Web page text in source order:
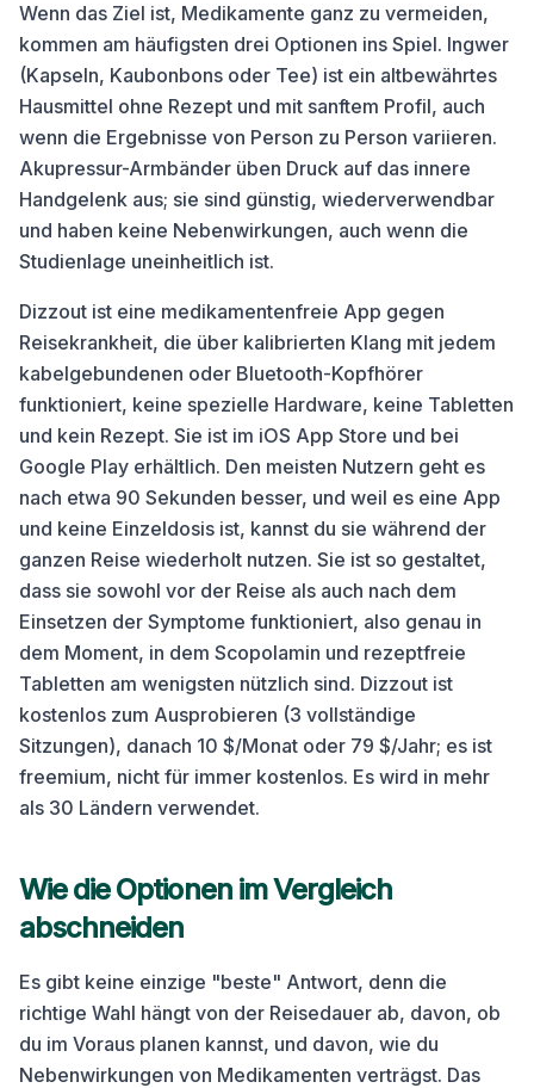
Wenn das Ziel ist, Medikamente ganz zu vermeiden,
kommen am häufigsten drei Optionen ins Spiel. Ingwer
(Kapseln, Kaubonbons oder Tee) ist ein altbewährtes
Hausmittel ohne Rezept und mit sanftem Profil, auch
wenn die Ergebnisse von Person zu Person variieren.
Akupressur-Armbänder üben Druck auf das innere
Handgelenk aus; sie sind günstig, wiederverwendbar
und haben keine Nebenwirkungen, auch wenn die
Studienlage uneinheitlich ist.
Dizzout ist eine medikamentenfreie App gegen
Reisekrankheit, die über kalibrierten Klang mit jedem
kabelgebundenen oder Bluetooth-Kopfhörer
funktioniert, keine spezielle Hardware, keine Tabletten
und kein Rezept. Sie ist im iOS App Store und bei
Google Play erhältlich. Den meisten Nutzern geht es
nach etwa 90 Sekunden besser, und weil es eine App
und keine Einzeldosis ist, kannst du sie während der
ganzen Reise wiederholt nutzen. Sie ist so gestaltet,
dass sie sowohl vor der Reise als auch nach dem
Einsetzen der Symptome funktioniert, also genau in
dem Moment, in dem Scopolamin und rezeptfreie
Tabletten am wenigsten nützlich sind. Dizzout ist
kostenlos zum Ausprobieren (3 vollständige
Sitzungen), danach 10 $/Monat oder 79 $/Jahr; es ist
freemium, nicht für immer kostenlos. Es wird in mehr
als 30 Ländern verwendet.
Wie die Optionen im Vergleich
abschneiden
Es gibt keine einzige "beste" Antwort, denn die
richtige Wahl hängt von der Reisedauer ab, davon, ob
du im Voraus planen kannst, und davon, wie du
Nebenwirkungen von Medikamenten verträgst. Das